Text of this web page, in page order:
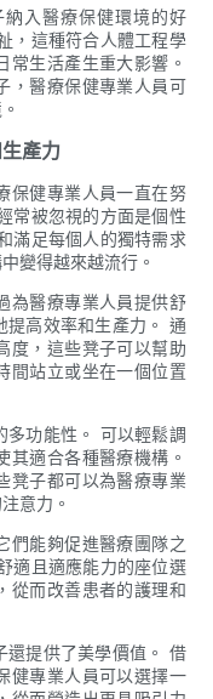
入醫療保健環境的好
，這種符合人體工程學
常生活產生重大影響。
，醫療保健專業人員可
產力
保健專業人員一直在努
常被忽視的方面是個性
滿足每個人的獨特需求
變得越來越流行。
為醫療專業人員提供舒
提高效率和生產力。 通
度，這些凳子可以幫助
間站立或坐在一個位置
多功能性。 可以輕鬆調
其適合各種醫療機構。
凳子都可以為醫療專業
意力。
們能夠促進醫療團隊之
適且適應能力的座位選
從而改善患者的護理和
還提供了美學價值。 借
健專業人員可以選擇一